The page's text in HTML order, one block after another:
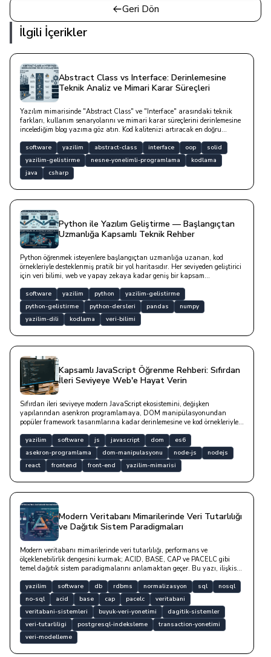
Geri Dön
İlgili İçerikler
Abstract Class vs Interface: Derinlemesine
Teknik Analiz ve Mimari Karar Süreçleri
Yazılım mimarisinde "Abstract Class" ve "Interface" arasındaki teknik
farkları, kullanım senaryolarını ve mimari karar süreçlerini derinlemesine
incelediğim blog yazıma göz atın. Kod kalitenizi artıracak en doğru
software yazilim abstract-class interface oop
solid
yazilim-gelistirme
nesne-yonelimli-programlama
kodlama
java
csharp
Python ile Yazılım Geliştirme — Başlangıçtan
Uzmanlığa Kapsamlı Teknik Rehber
Python öğrenmek isteyenlere başlangıçtan uzmanlığa uzanan, kod
örnekleriyle desteklenmiş pratik bir yol haritasıdır. Her seviyeden geliştirici
için veri bilimi, web ve yapay zekaya kadar geniş bir kapsam
software yazilim python
yazilim-gelistirme
python-gelistirme
python-dersleri pandas
numpy
yazilim-dili
kodlama veri-bilimi
Kapsamlı JavaScript Öğrenme Rehberi: Sıfırdan
İleri Seviyeye Web'e Hayat Verin
Sıfırdan ileri seviyeye modern JavaScript ekosistemini, değişken
yapılarından asenkron programlamaya, DOM manipülasyonundan
popüler framework tasarımlarına kadar derinlemesine ve kod örnekleriyle
yazilim software js javascript dom
es6
asekron-programlama
dom-manipulasyonu node-js
nodejs
react
frontend front-end yazilim-mimarisi
Modern Veritabanı Mimarilerinde Veri Tutarlılığı
ve Dağıtık Sistem Paradigmaları
Modern veritabanı mimarilerinde veri tutarlılığı, performans ve
ölçeklenebilirlik dengesini kurmak; ACID, BASE, CAP ve PACELC gibi
temel dağıtık sistem paradigmalarını anlamaktan geçer. Bu yazı, ilişkisel
süreçlerini, normalizasyon formlarını ve kod örnekleriyle optimizasyon
stratejilerini ele almaktadır.
yazilim software db rdbms normalizasyon sql
nosql
no-sql
acid base cap pacelc
veritabani
veritabani-sistemleri
buyuk-veri-yonetimi
dagitik-sistemler
veri-tutarliligi
postgresql-indeksleme
transaction-yonetimi
veri-modelleme